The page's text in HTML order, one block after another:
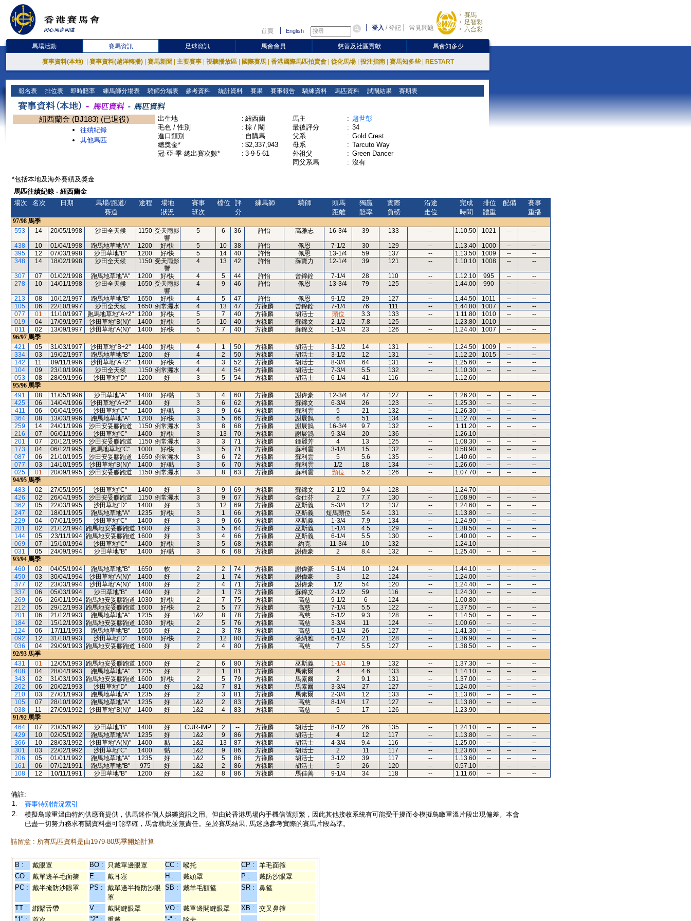
首頁 English 登入 /登記 常見問題
賽馬
足智彩
六合彩
馬場活動 賽馬資訊 足球資訊 馬會會員 慈善及社區貢獻 馬會知多少
賽事資料(本地) 賽事資料(越洋轉播) 賽馬新聞 主要賽事 視聽播放區 國際賽馬 香港國際馬匹拍賣會 從化馬場 投注指南 賽馬知多些 RESTART
報名表 排位表 即時賠率 練馬師分場表 騎師分場表 參考資料 統計資料 賽果 賽事報告 騎練資料 馬匹資料 試閘結果 賽期表
紐西蘭金 (BJ183) (已退役)
往績紀錄
其他馬匹
出生地 : 紐西蘭
毛色 / 性別
: 棕 / 閹
進口類別
: 自購馬
總獎金*
: $2,337,943
冠-亞-季-總出賽次數*
: 3-9-5-61
馬主 : 趙世彭
最後評分
: 34
父系
: Gold Crest
母系
: Tarcuto Way
外祖父
: Green Dancer
同父系馬
: 沒有
*包括本地及海外賽績及獎金
馬匹往績紀錄 - 紐西蘭金
場次
名次 日期
馬場/跑道/
賽道
途程
場地
狀況
賽事
班次
檔位
評
分
練馬師 騎師
頭馬
距離
獨贏
賠率
實際
負磅
沿途
走位
完成
時間
排位
體重
配備
賽事
重播
97/98 馬季
553
14 20/05/1998 沙田全天候 1150 受天雨影
響
5 6 36 許怡 高雅志 16-3/4 39 133 -- 1.10.50 1021 -- --
438 10 01/04/1998 跑馬地草地"A" 1200 好/快 5 10 38 許怡 佩恩 7-1/2 30 129 -- 1.13.40 1000 --
--
395
12 07/03/1998 沙田草地"B" 1200 好/快 5 14 40 許怡 佩恩 13-1/4 59 137 -- 1.13.50 1009 --
--
348
14 18/02/1998 沙田全天候 1150 受天雨影
響
4 13 42 許怡 薛寶力 12-1/4 39 121 -- 1.10.10 1008 -- --
307 07 01/02/1998 跑馬地草地"A" 1200 好/快 4 5 44 許怡 曾錦銓 7-1/4 28 110 -- 1.12.10 995 --
--
278
10 14/01/1998 沙田全天候 1650 受天雨影
響
4 9 46 許怡 佩恩 13-3/4 79 125 -- 1.44.00 990 -- --
213 08 10/12/1997 跑馬地草地"B" 1650 好/快 4 5 47 許怡 佩恩 9-1/2 29 127 -- 1.44.50 1011 --
--
105
06 22/10/1997 沙田全天候 1650 例常灑水 4 13 47 方祿麟 曾錦銓 7-1/4 76 111 -- 1.44.80 1007 --
--
077
01 11/10/1997 跑馬地草地"A+2" 1200 好/快 5 7 40 方祿麟 胡活士 頭位 3.3 133 -- 1.11.80 1010 --
--
019
04 17/09/1997 沙田草地"B(N)" 1400 好/快 5 10 40 方祿麟 蘇錦文 2-1/2 7.8 125 -- 1.23.80 1010 --
--
011
02 13/09/1997 沙田草地"A(N)" 1400 好/快 5 7 40 方祿麟 蘇錦文 1-1/4 23 126 -- 1.24.40 1007 --
--
96/97 馬季
421
05 31/03/1997 沙田草地"B+2" 1400 好/快 4 1 50 方祿麟 胡活士 3-1/2 14 131 -- 1.24.50 1009 --
--
334
03 19/02/1997 跑馬地草地"B" 1200 好 4 2 50 方祿麟 胡活士 3-1/2 12 131 -- 1.12.20 1015 --
--
142
11 09/11/1996 沙田草地"A+2" 1400 好/快 4 3 52 方祿麟 胡活士 8-3/4 64 131 -- 1.25.60 -- --
--
104
09 23/10/1996 沙田全天候 1150 例常灑水 4 4 54 方祿麟 胡活士 7-3/4 5.5 132 -- 1.10.30 -- --
--
053
08 28/09/1996 沙田草地"D" 1200 好 3 5 54 方祿麟 胡活士 6-1/4 41 116 -- 1.12.60 -- --
--
95/96 馬季
491
08 11/05/1996 沙田草地"A" 1400 好/黏 3 4 60 方祿麟 謝偉豪 12-3/4 47 127 -- 1.26.20 -- --
--
425
06 14/04/1996 沙田草地"A+2" 1400 好 3 6 62 方祿麟 蘇錦文 6-3/4 26 123 -- 1.25.30 -- --
--
411
06 06/04/1996 沙田草地"C" 1400 好/黏 3 9 64 方祿麟 蘇利雲 5 21 132 -- 1.26.30 -- --
--
364
08 13/03/1996 跑馬地草地"A" 1200 好/快 3 5 66 方祿麟 謝展鵠 6 51 134 -- 1.12.70 -- --
--
259
14 24/01/1996 沙田安妥膠跑道 1150 例常灑水 3 8 68 方祿麟 謝展鵠 16-3/4 9.7 132 -- 1.11.20 -- --
--
216
07 06/01/1996 沙田草地"C" 1400 好/快 3 13 70 方祿麟 謝展鵠 9-3/4 20 136 -- 1.26.10 -- --
--
201
07 20/12/1995 沙田安妥膠跑道 1150 例常灑水 3 3 71 方祿麟 鍾麗芳 4 13 125 -- 1.08.30 -- --
--
173
04 06/12/1995 跑馬地草地"C" 1000 好/快 3 5 71 方祿麟 蘇利雲 3-1/4 15 132 -- 0.58.90 -- --
--
087
06 21/10/1995 沙田安妥膠跑道 1650 例常灑水 3 6 72 方祿麟 蘇利雲 5 5.6 135 -- 1.40.60 -- --
--
077
03 14/10/1995 沙田草地"B(N)" 1400 好/黏 3 6 70 方祿麟 蘇利雲 1/2 18 134 -- 1.26.60 -- --
--
025
01 20/09/1995 沙田安妥膠跑道 1150 例常灑水 3 8 63 方祿麟 蘇利雲 頸位 5.2 126 -- 1.07.70 -- --
--
94/95 馬季
483
02 27/05/1995 沙田草地"C" 1400 好 3 9 69 方祿麟 蘇錦文 2-1/2 9.4 128 -- 1.24.70 -- --
--
426
02 26/04/1995 沙田安妥膠跑道 1150 例常灑水 3 9 67 方祿麟 金仕芬 2 7.7 130 -- 1.08.90 -- --
--
362
05 22/03/1995 沙田草地"D" 1400 好 3 12 69 方祿麟 巫斯義 5-3/4 12 137 -- 1.24.60 -- --
--
247
02 18/01/1995 跑馬地草地"A" 1235 好/快 3 1 66 方祿麟 巫斯義 短馬頭位 5.4 131 -- 1.13.80 -- --
--
229
04 07/01/1995 沙田草地"C" 1400 好 3 9 66 方祿麟 巫斯義 1-3/4 7.9 134 -- 1.24.90 -- --
--
201
02 21/12/1994 跑馬地安妥膠跑道 1600 好 3 5 64 方祿麟 巫斯義 1-1/4 4.5 129 -- 1.38.50 -- --
--
144
05 23/11/1994 跑馬地安妥膠跑道 1600 好 3 4 66 方祿麟 巫斯義 6-1/4 5.5 130 -- 1.40.00 -- --
--
069
07 15/10/1994 沙田草地"C" 1400 好/快 3 5 68 方祿麟 約克 11-3/4 10 132 -- 1.24.10 -- --
--
031
05 24/09/1994 沙田草地"B" 1400 好/黏 3 6 68 方祿麟 謝偉豪 2 8.4 132 -- 1.25.40 -- --
--
93/94 馬季
460
02 04/05/1994 跑馬地草地"B" 1650 軟 2 2 74 方祿麟 謝偉豪 5-1/4 10 124 -- 1.44.10 -- --
--
450
03 30/04/1994 沙田草地"A(N)" 1400 好 2 1 74 方祿麟 謝偉豪 3 12 124 -- 1.24.00 -- --
--
377
02 23/03/1994 沙田草地"A(N)" 1400 好 2 4 71 方祿麟 謝偉豪 1/2 54 120 -- 1.24.40 -- --
--
337
06 05/03/1994 沙田草地"B" 1400 好 2 1 73 方祿麟 蘇錦文 2-1/2 59 116 -- 1.24.30 -- --
--
269
06 26/01/1994 跑馬地安妥膠跑道 1030 好/快 2 7 75 方祿麟 高慈 9-1/2 6 124 -- 1.00.80 -- --
--
212
05 29/12/1993 跑馬地安妥膠跑道 1600 好/快 2 5 77 方祿麟 高慈 7-1/4 5.5 122 -- 1.37.50 -- --
--
201
06 21/12/1993 跑馬地草地"A" 1235 好 1&2 8 78 方祿麟 高慈 5-1/2 9.3 128 -- 1.14.50 -- --
--
184
02 15/12/1993 跑馬地安妥膠跑道 1030 好/快 2 5 76 方祿麟 高慈 3-3/4 11 124 -- 1.00.60 -- --
--
124
06 17/11/1993 跑馬地草地"B" 1650 好 2 3 78 方祿麟 高慈 5-1/4 26 127 -- 1.41.30 -- --
--
092
12 31/10/1993 沙田草地"D" 1600 好/快 2 12 80 方祿麟 潘納雅 6-1/2 21 128 -- 1.36.90 -- --
--
036
04 29/09/1993 跑馬地安妥膠跑道 1600 好 2 4 80 方祿麟 高慈 7 5.5 127 -- 1.38.50 -- --
--
92/93 馬季
431
01 12/05/1993 跑馬地安妥膠跑道 1600 好 2 6 80 方祿麟 巫斯義 1-1/4 1.9 132 -- 1.37.30 -- --
--
408
04 28/04/1993 跑馬地草地"A" 1235 好 2 1 81 方祿麟 馬素爾 4 4.6 133 -- 1.14.10 -- --
--
343
02 31/03/1993 跑馬地安妥膠跑道 1600 好/快 2 5 79 方祿麟 馬素爾 2 9.1 131 -- 1.37.00 -- --
--
262
06 20/02/1993 沙田草地"D" 1400 好 1&2 7 81 方祿麟 馬素爾 3-3/4 27 127 -- 1.24.00 -- --
--
210
03 27/01/1993 跑馬地草地"A" 1235 好 2 3 81 方祿麟 馬素爾 2-3/4 12 133 -- 1.13.60 -- --
--
105
07 28/10/1992 跑馬地草地"A" 1235 好 1&2 2 83 方祿麟 高慈 8-1/4 17 127 -- 1.13.80 -- --
--
038
11 27/09/1992 沙田草地"B(N)" 1400 好 1&2 4 83 方祿麟 高慈 5 17 126 -- 1.23.90 -- --
--
91/92 馬季
464
07 23/05/1992 沙田草地"B" 1400 好 CUR-IMP 2 -- 方祿麟 胡活士 8-1/2 26 135 -- 1.24.10 -- --
--
429
10 02/05/1992 跑馬地草地"A" 1235 好 1&2 9 86 方祿麟 胡活士 4 12 117 -- 1.13.80 -- --
--
366
10 28/03/1992 沙田草地"A(N)" 1400 黏 1&2 13 87 方祿麟 胡活士 4-3/4 9.4 116 -- 1.25.00 -- --
--
301
03 22/02/1992 沙田草地"C" 1400 黏 1&2 9 86 方祿麟 胡活士 2 11 117 -- 1.23.60 -- --
--
206
05 01/01/1992 跑馬地草地"A" 1235 好 1&2 5 86 方祿麟 胡活士 3-1/2 39 117 -- 1.13.60 -- --
--
161
06 07/12/1991 跑馬地草地"B" 975 好 1&2 2 86 方祿麟 胡活士 5 26 120 -- 0.57.10 -- --
--
108
12 10/11/1991 沙田草地"B" 1200 好 1&2 8 86 方祿麟 馬佳善 9-1/4 34 118 -- 1.11.60 -- -- --
備註:
1.
賽事特別情況索引
2.
模擬鳥瞰重溫由特約供應商提供，供馬迷作個人娛樂資訊之用。但由於香港馬場內手機信號頻繁，因此其他接收系統有可能受干擾而令模擬鳥瞰重溫片段出現偏差。本會
已盡一切努力務求有關資料盡可能準確，馬會就此並無責任。至於賽馬結果, 馬迷應參考實際的賽馬片段為準。
請留意 : 所有馬匹資料是由1979-80馬季開始計算
B : 戴眼罩 BO : 只戴單邊眼罩 CC : 喉托 CP :
羊毛面箍
CO : 戴單邊羊毛面箍 E : 戴耳塞 H : 戴頭罩 P :
戴防沙眼罩
PC : 戴半掩防沙眼罩 PS :
戴單邊半掩防沙眼
罩
SB : 戴羊毛額箍 SR : 鼻箍
TT : 綁繫舌帶 V : 戴開縫眼罩 VO : 戴單邊開縫眼罩 XB :
交叉鼻箍
"1" :
"2" : "-" :